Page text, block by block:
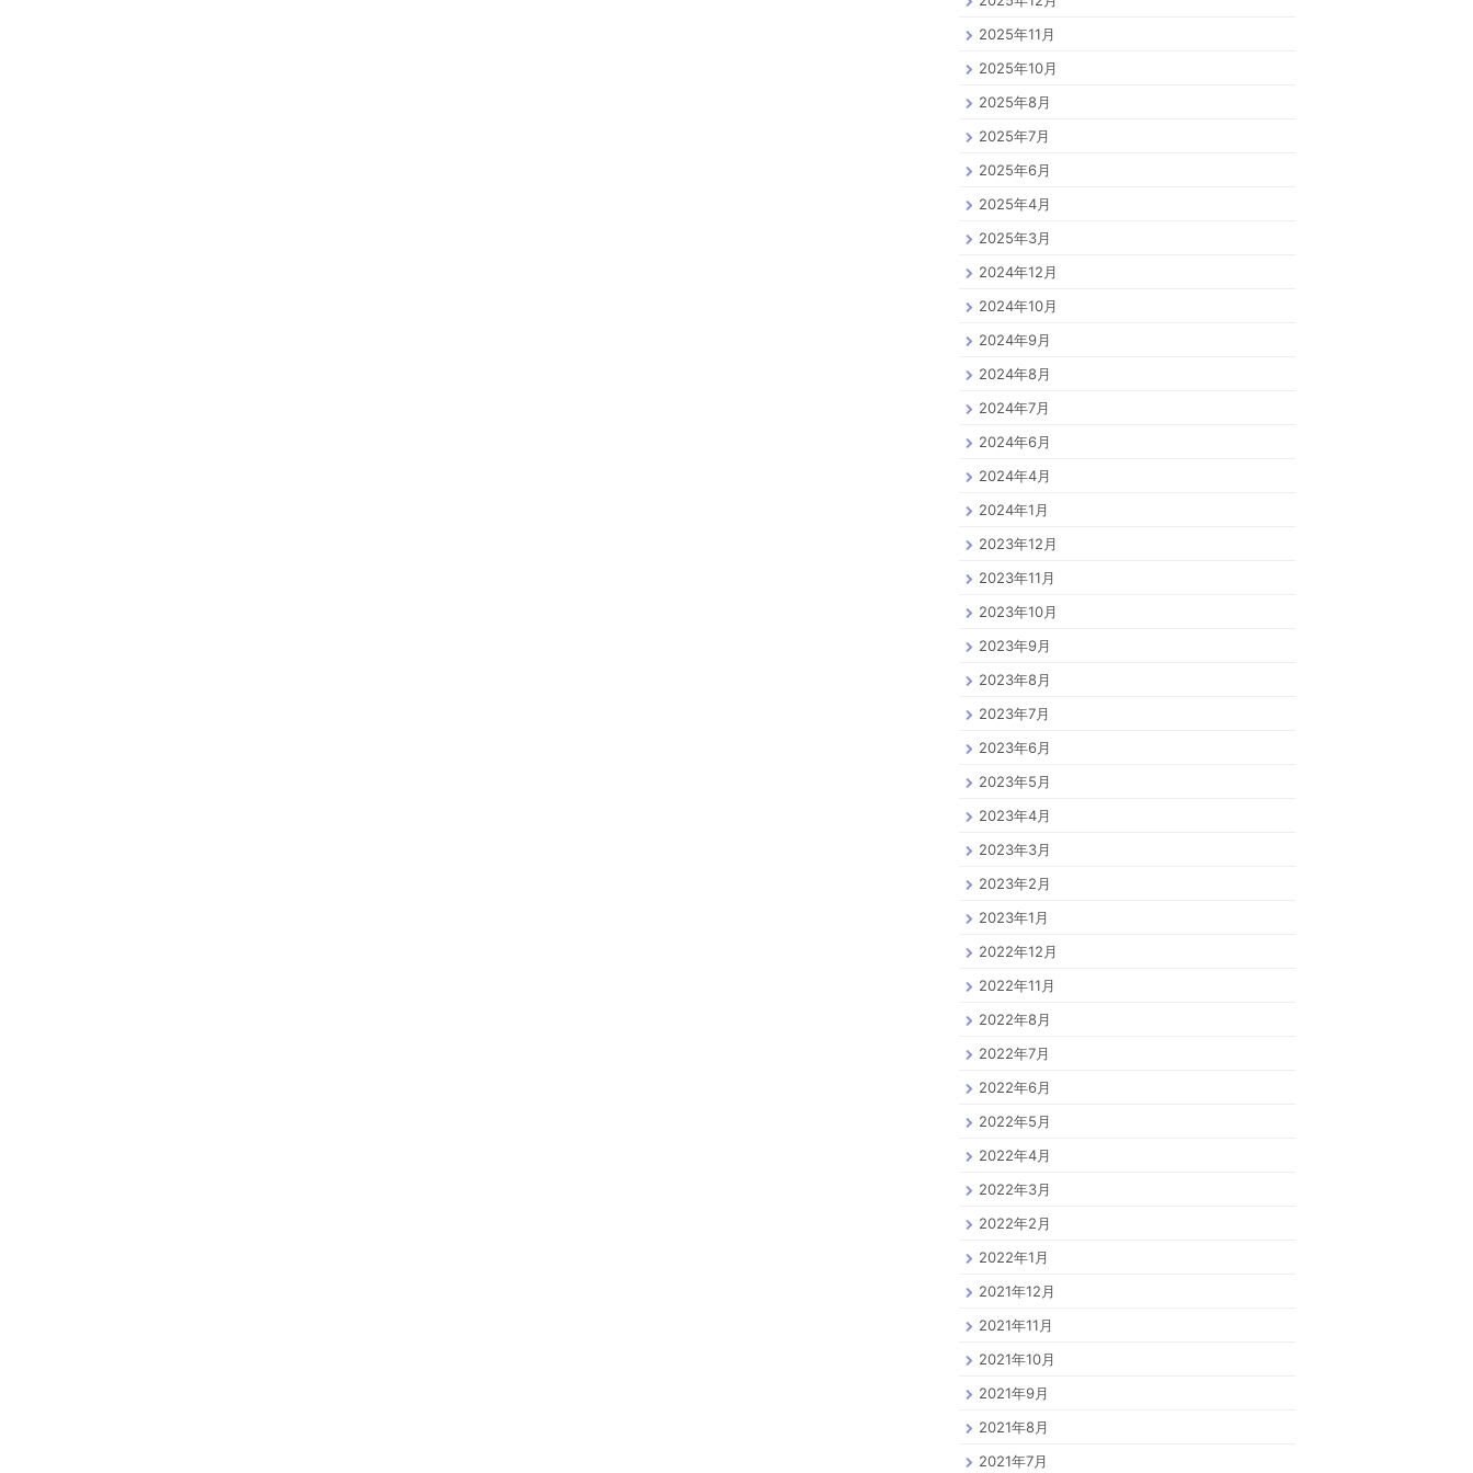
2025年11月
2025年10月
2025年8月
2025年7月
2025年6月
2025年4月
2025年3月
2024年12月
2024年10月
2024年9月
2024年8月
2024年7月
2024年6月
2024年4月
2024年1月
2023年12月
2023年11月
2023年10月
2023年9月
2023年8月
2023年7月
2023年6月
2023年5月
2023年4月
2023年3月
2023年2月
2023年1月
2022年12月
2022年11月
2022年8月
2022年7月
2022年6月
2022年5月
2022年4月
2022年3月
2022年2月
2022年1月
2021年12月
2021年11月
2021年10月
2021年9月
2021年8月
2021年7月